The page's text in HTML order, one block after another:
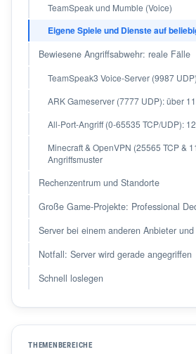
TeamSpeak und Mumble (Voice)
Eigene Spiele und Dienste auf
Bewiesene Angriffsabwehr: reale Fälle
TeamSpeak3 Voice-Server (9987
ARK Gameserver (7777 UDP): über
All-Port-Angriff (0-65535 TCP/UDP):
Minecraft & OpenVPN (25565 TCP &
Angriffsmuster
Rechenzentrum und Standorte
Große Game-Projekte: Professional
Server bei einem anderen Anbieter
Notfall: Server wird gerade angegriffen
Schnell loslegen
THEMENBEREICHE